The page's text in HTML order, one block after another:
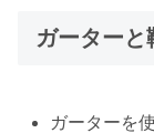
ガーターと
ガーターを